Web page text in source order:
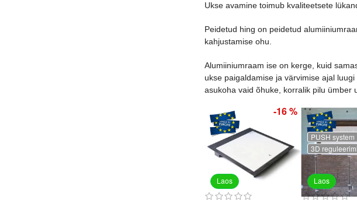
Ukse avamine toimub kvaliteetsete
Peidetud hing on peidetud
kahjustamise ohu.
Alumiiniumraam ise on kerge, kuid
ukse paigaldamise ja värvimise ajal
asukoha vaid õhuke, korralik pilu ümber
Laos
-16 %
PUSH system
Laos
3D